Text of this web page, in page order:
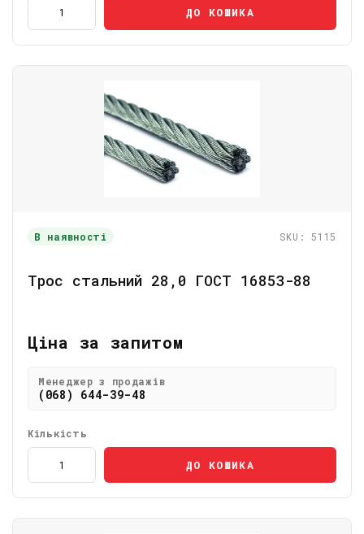
ДО КОШИКА
В наявності SKU: 5115
Трос стальний 28,0 ГОСТ 16853-88
Ціна за запитом
Менеджер з продажів
(068) 644-39-48
Кількість
ДО КОШИКА